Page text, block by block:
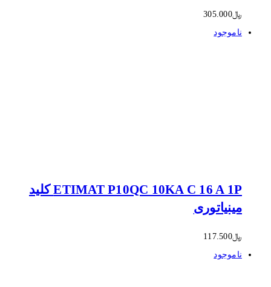
﷼305.000
ناموجود
ETIMAT P10QC 10KA C 16 A 1P کلید
مینیاتوری
﷼117.500
ناموجود